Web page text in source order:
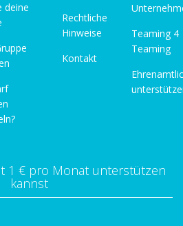
deine
Rechtliche
Hinweise
Kontakt
Teaming 4
Teaming
1 € pro Monat unterstützen
kannst